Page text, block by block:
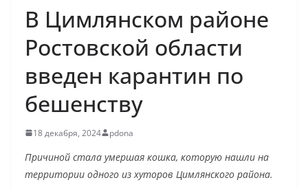
В Цимлянском районе
Ростовской области
введен карантин по
бешенству
18 декабря, 2024 pdona
Причиной стала умершая кошка, которую нашли на
территории одного из хуторов Цимлянского района.